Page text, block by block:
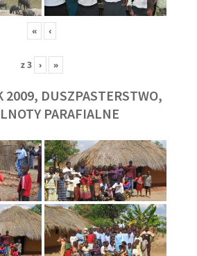
« ‹
z3 › »
2009, DUSZPASTERSTWO,
PARAFIALNE